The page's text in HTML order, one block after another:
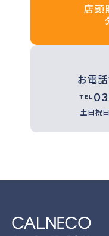
店頭
お電
TEL
土日祝